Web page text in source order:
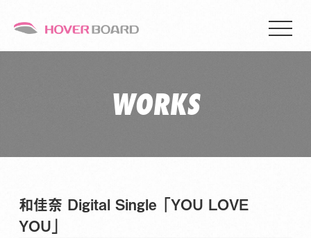
WORKS
和佳奈 Digital Single 「YOU LOVE
YOU」